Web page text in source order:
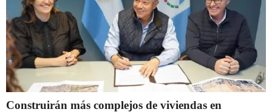
Construirán más complejos de viviendas en